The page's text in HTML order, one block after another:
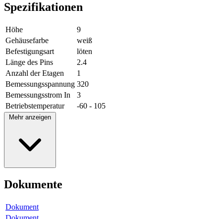
Spezifikationen
Höhe
9
Gehäusefarbe
weiß
Befestigungsart
löten
Länge des Pins
2.4
Anzahl der Etagen
1
Bemessungsspannung 320
Bemessungsstrom In
3
Betriebstemperatur
-60 - 105
Mehr anzeigen
Dokumente
Dokument